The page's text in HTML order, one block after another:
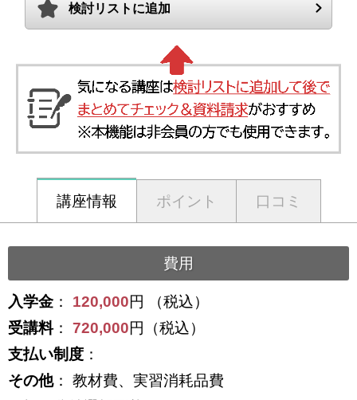
検討リストに追加
講座情報 ポイント 口コミ
費用
入学金 ： 120,000円 （税込）
受講料： 720,000円（税込）
支払い制度 ：
その他： 教材費、実習消耗品費